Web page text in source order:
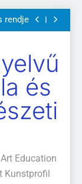
04-14.
rendje
14.
és
Education
Kunstprofil